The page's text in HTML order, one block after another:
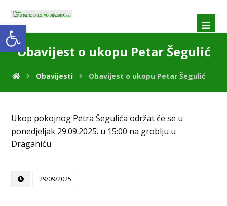
Open toolbar
Obavijest o ukopu Petar Šegulić
Obavijesti Obavijest o ukopu Petar Šegulić
Ukop pokojnog Petra Šegulića održat će se u
ponedjeljak 29.09.2025. u 15:00 na groblju u
Draganiću
29/09/2025